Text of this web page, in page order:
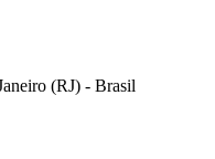
(RJ) - Brasil